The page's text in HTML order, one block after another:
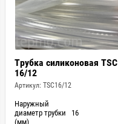
Трубка силиконовая TSC
16/12
Артикул: TSC16/12
Наружный
диаметр трубки
(мм)
16